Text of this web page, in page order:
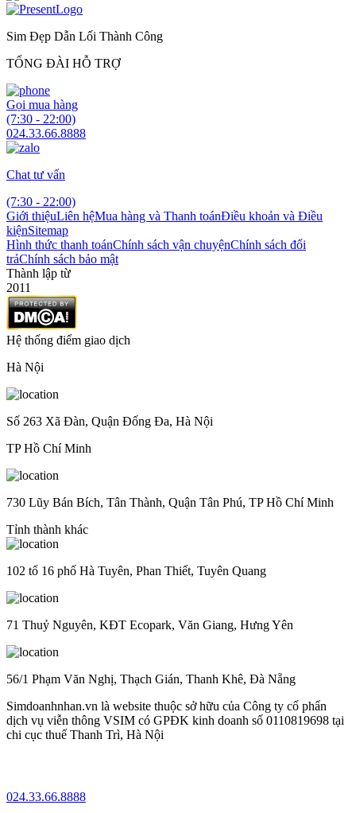
Sim Đẹp Dẫn Lối Thành Công
TỔNG ĐÀI HỖ TRỢ
Gọi mua hàng
(7:30 - 22:00)
024.33.66.8888
Chat tư vấn
(7:30 - 22:00)
Giới thiệuLiên hệMua hàng và Thanh toánĐiều khoản và Điều
kiệnSitemap
Hình thức thanh toánChính sách vận chuyệnChính sách đổi
trảChính sách bảo mật
Thành lập từ
2011
Hệ thống điểm giao dịch
Hà Nội
Số 263 Xã Đàn, Quận Đống Đa, Hà Nội
TP Hồ Chí Minh
730 Lũy Bán Bích, Tân Thành, Quận Tân Phú, TP Hồ Chí Minh
Tỉnh thành khác
102 tổ 16 phố Hà Tuyên, Phan Thiết, Tuyên Quang
71 Thuỷ Nguyên, KĐT Ecopark, Văn Giang, Hưng Yên
56/1 Phạm Văn Nghị, Thạch Gián, Thanh Khê, Đà Nẵng
Simdoanhnhan.vn là website thuộc sở hữu của Công ty cổ phẩn
dịch vụ viễn thông VSIM có GPĐK kinh doanh số 0110819698 tại
chi cục thuế Thanh Trì, Hà Nội
024.33.66.8888